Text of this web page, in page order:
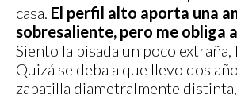
casa. El perfil alto aporta una
sobresaliente, pero me obliga
Siento la pisada un poco extraña,
Quizá se deba a que llevo dos
zapatilla diametralmente